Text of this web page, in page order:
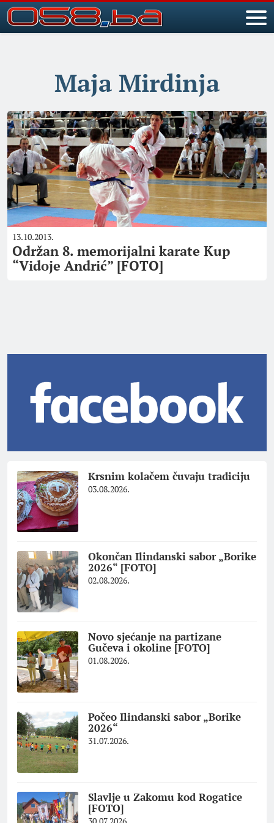
Maja Mirdinja
13.10.2013.
Održan 8. memorijalni karate Kup
“Vidoje Andrić” [FOTO]
Krsnim kolačem čuvaju tradiciju
03.08.2026.
Okončan Ilindanski sabor „Borike
2026“ [FOTO]
02.08.2026.
Novo sjećanje na partizane
Gučeva i okoline [FOTO]
01.08.2026.
Počeo Ilindanski sabor „Borike
2026“
31.07.2026.
Slavlje u Zakomu kod Rogatice
[FOTO]